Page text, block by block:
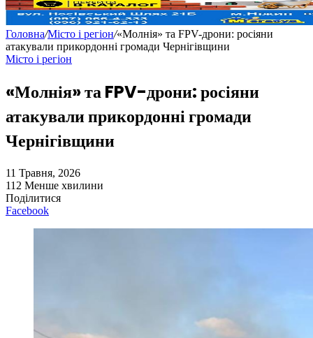
Головна/Місто і регіон/«Молнія» та FPV-дрони: росіяни
атакували прикордонні громади Чернігівщини
Місто і регіон
«Молнія» та FPV-дрони: росіяни
атакували прикордонні громади
Чернігівщини
11 Травня, 2026
112 Менше хвилини
Поділитися
Facebook